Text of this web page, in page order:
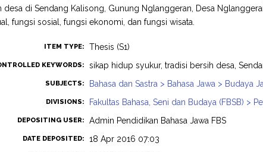
desa di Sendang Kalisong, Gunung Nglanggeran, Desa
fungsi sosial, fungsi ekonomi, dan fungsi wisata.
ITEM TYPE: Thesis (S1)
KEYWORDS: sikap hidup syukur, tradisi bersih desa,
SUBJECTS: Bahasa dan Sastra > Bahasa Jawa > Budaya
DIVISIONS: Fakultas Bahasa, Seni dan Budaya (FBSB) >
DEPOSITING USER: Admin Pendidikan Bahasa Jawa FBS
DATE DEPOSITED: 18 Apr 2016 07:03